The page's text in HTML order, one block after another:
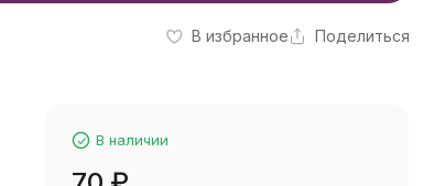
В избранное Поделиться
В наличии